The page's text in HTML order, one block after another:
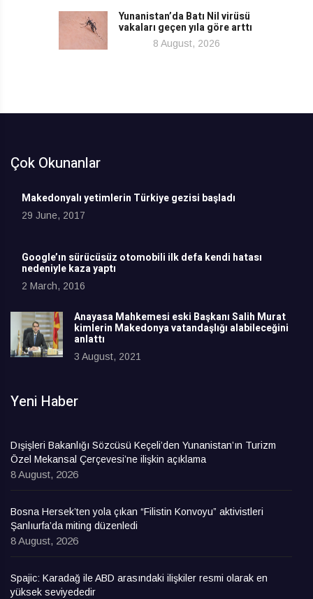
Yunanistan’da Batı Nil virüsü
vakaları geçen yıla göre arttı
8 August, 2026
Çok Okunanlar
Makedonyalı yetimlerin Türkiye gezisi başladı
29 June, 2017
Google’ın sürücüsüz otomobili ilk defa kendi hatası
nedeniyle kaza yaptı
2 March, 2016
Anayasa Mahkemesi eski Başkanı Salih Murat
kimlerin Makedonya vatandaşlığı alabileceğini
anlattı
3 August, 2021
Yeni Haber
Dışişleri Bakanlığı Sözcüsü Keçeli’den Yunanistan’ın Turizm
Özel Mekansal Çerçevesi’ne ilişkin açıklama
8 August, 2026
Bosna Hersek’ten yola çıkan “Filistin Konvoyu” aktivistleri
Şanlıurfa’da miting düzenledi
8 August, 2026
Spajic: Karadağ ile ABD arasındaki ilişkiler resmi olarak en
yüksek seviyededir